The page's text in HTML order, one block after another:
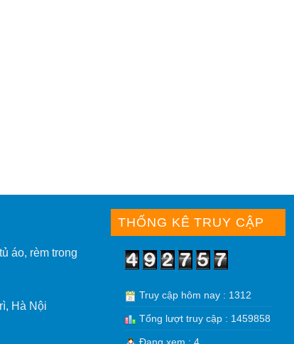
áo, rèm trong
Hà Nội
THỐNG KÊ TRUY CẬP
Truy cập hôm nay : 1312
Tổng lượt truy cập : 1459858